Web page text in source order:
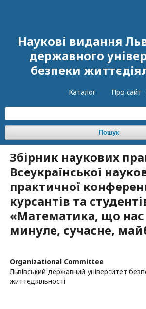
Наукові видання
державного
безпеки
Каталог Про сайт
Пошук
Збірник наукових
Всеукраїнської
практичної
курсантів та
«Математика, що нас
минуле, сучасне,
Organizational Committee
Львівський державний університет
життєдіяльності